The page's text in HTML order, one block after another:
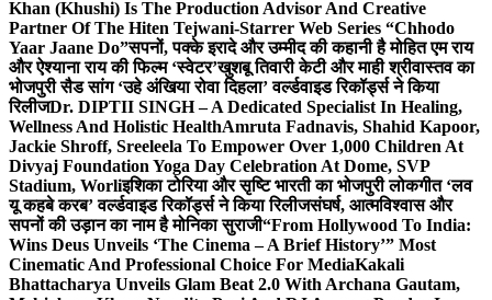
Khan (Khushi) Is The Production Advisor And Creative
Partner Of The Hiten Tejwani-Starrer Web Series “Chhodo
Yaar Jaane Do”सपनों, पक्के इरादे और उम्मीद की कहानी है मोहित एम राय
और ऐश्याना राय की फिल्म ‘स्वेटर’खुशबू तिवारी केटी और माही श्रीवास्तव का
भोजपुरी सैड सांग ‘उहे अंखिया रोवा दिहला’ वर्ल्डवाइड रिकॉर्ड्स ने किया
रिलीजDr. DIPTII SINGH – A Dedicated Specialist In Healing,
Wellness And Holistic HealthAmruta Fadnavis, Shahid Kapoor,
Jackie Shroff, Sreeleela To Empower Over 1,000 Children At
Divyaj Foundation Yoga Day Celebration At Dome, SVP
Stadium, Worliइशिका टोरिया और सृष्टि भारती का भोजपुरी लोकगीत ‘लव
यू कहबे करब’ वर्ल्डवाइड रिकॉर्ड्स ने किया रिलीजसंघर्ष, आत्मविश्वास और
सपनों की उड़ान का नाम है मोनिका सुराजी“From Hollywood To India:
Wins Deus Unveils ‘The Cinema – A Brief History’” Most
Cinematic And Professional Choice For MediaKakali
Bhattacharya Unveils Glam Beat 2.0 With Archana Gautam,